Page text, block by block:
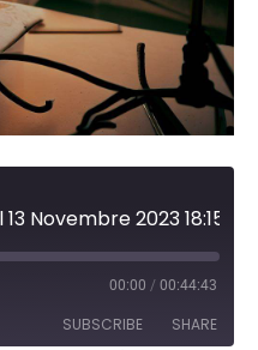
Novembre 2023 18:15
00:00 / 00:44:43
SUBSCRIBE SHARE